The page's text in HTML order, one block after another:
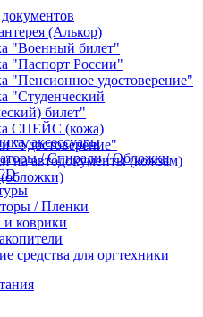
(Алькор)
"Военный билет"
"Паспорт России"
"Пенсионное удостоверение"
"Студенческий
билет"
СПЕЙС (кожа)
"Удостоверение"
на автодокументы (кожзам)
аксессуары
/ Спирали / Обложки
/ Пленки
коврики
средства для оргтехники